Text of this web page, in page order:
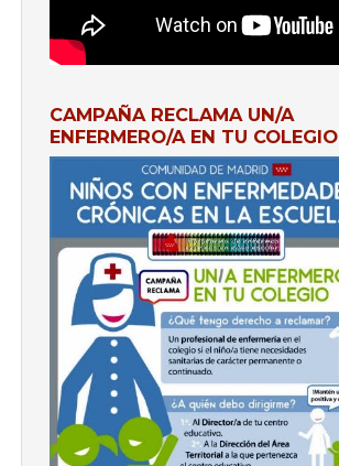
CAMPAÑA RECLAMA UN/A
ENFERMERO/A EN TU COLEGIO